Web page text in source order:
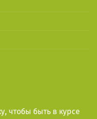
чтобы быть в курсе